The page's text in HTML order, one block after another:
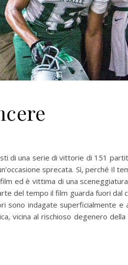
di una serie di vittorie di 151
sprecata. Sì, perché Il
ed è vittima di una
del tempo il film guarda fuori dal
sono indagate superficialmente e
vicina al rischioso degenero della